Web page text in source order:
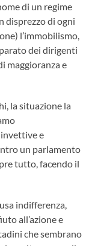
di un regime
disprezzo di ogni
l’immobilismo,
dei dirigenti
maggioranza e
la situazione la
e
un parlamento
tutto, facendo il
indifferenza,
all’azione e
che sembrano